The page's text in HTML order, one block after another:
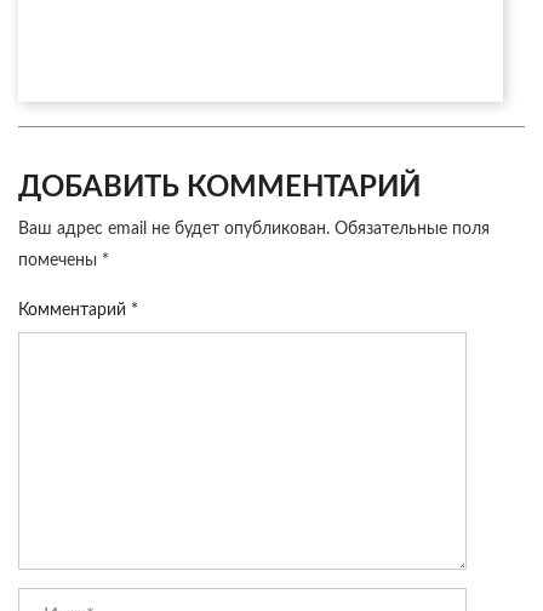
ДОБАВИТЬ КОММЕНТАРИЙ
Ваш адрес email не будет опубликован. Обязательные поля
помечены *
Комментарий *